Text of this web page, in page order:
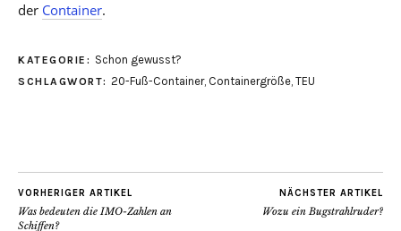
der Container.
KATEGORIE: Schon gewusst?
SCHLAGWORT: 20-Fuß-Container, Containergröße, TEU
VORHERIGER ARTIKEL
Was bedeuten die IMO-Zahlen an
Schiffen?
NÄCHSTER ARTIKEL
Wozu ein Bugstrahlruder?